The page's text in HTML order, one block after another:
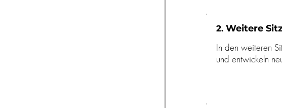
2. Weitere
In den weiteren
und entwickeln